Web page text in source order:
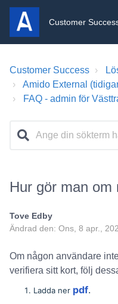
Customer
Customer Success
Amido External
FAQ - admin för
Hur gör man om
Tove Edby
Ändrad den: Ons, 8 apr.,
Om någon användare
verifiera sitt kort, följ
Ladda ner pdf.